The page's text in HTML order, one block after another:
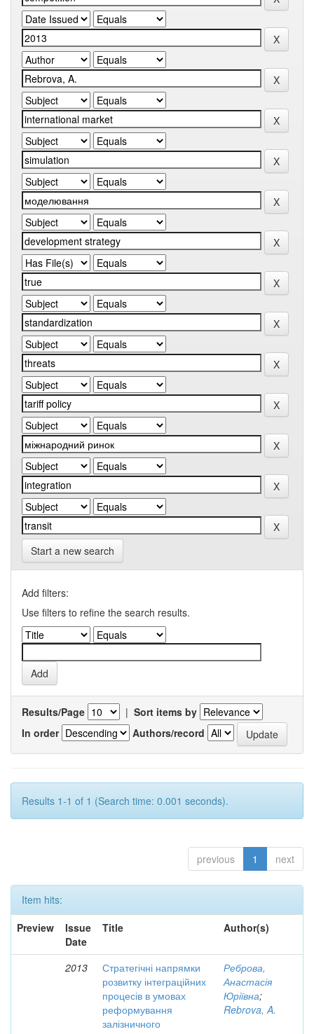
Start a new search
Add filters:
Use filters to refine the search results.
Results/Page | Sort items by
In order
Authors/record
Results 1-1 of 1 (Search time: 0.001 seconds).
previous 1 next
Item hits:
Preview
Issue
Date
Title Author(s)
2013
Стратегічні напрямки
розвитку інтеграційних
процесів в умовах
реформування
залізничного
Реброва,
Анастасія
Юріївна;
Rebrova, A.